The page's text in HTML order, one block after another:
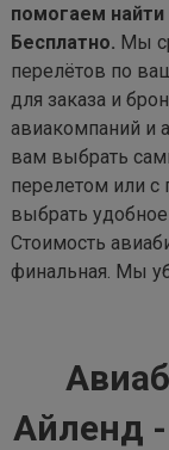
помогаем
Бесплатно. Мы
перелётов по
для заказа и
авиакомпаний и
вам выбрать
перелетом или с
выбрать
Стоимость
финальная. Мы
Айленд